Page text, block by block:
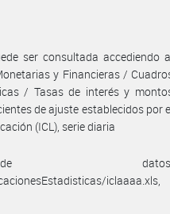
ser consultada accediendo
y Financieras /
/ Tasas de interés y
de ajuste establecidos por
(ICL), serie diaria
iclaaaa.xls,